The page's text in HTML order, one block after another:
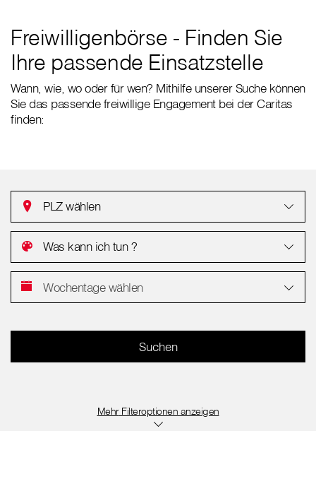
Freiwilligenbörse - Finden Sie
Ihre passende Einsatzstelle
Wann, wie, wo oder für wen? Mithilfe unserer Suche können
Sie das passende freiwillige Engagement bei der Caritas
finden:
PLZ wählen
Was kann ich tun ?
Wochentage wählen
Filteroptionen anzeigen